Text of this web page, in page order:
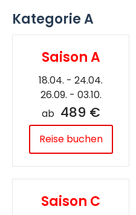
Kategorie A
Saison A
18.04. - 24.04.
26.09. - 03.10.
ab 489 €
Reise buchen
Saison C